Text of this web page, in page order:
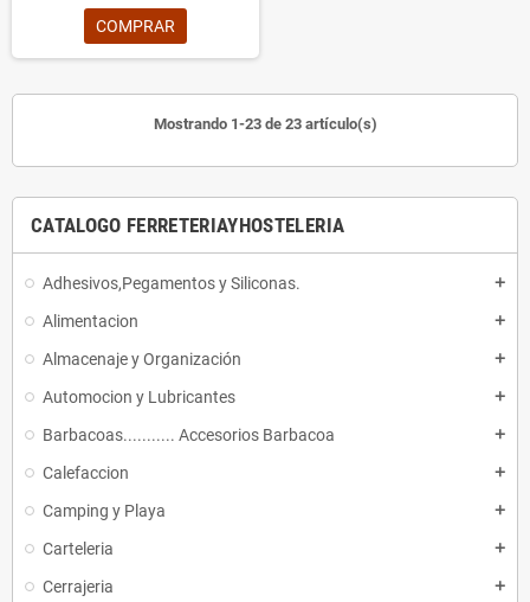
CATALOGO FERRETERIAYHOSTELERIA
Adhesivos,Pegamentos y Siliconas. add
Alimentacion add
Almacenaje y Organización add
Automocion y Lubricantes add
Barbacoas........... Accesorios Barbacoa add
Calefaccion add
Camping y Playa add
Carteleria add
Cerrajeria add
COMPRAR
Mostrando 1-23 de 23 artículo(s)